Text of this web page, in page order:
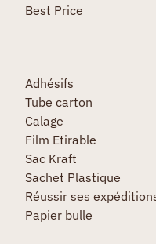
Best Price
Adhésifs
Tube carton
Calage
Film Etirable
Sac Kraft
Sachet Plastique
Réussir ses
Papier bulle